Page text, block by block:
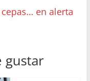
en alerta
gustar